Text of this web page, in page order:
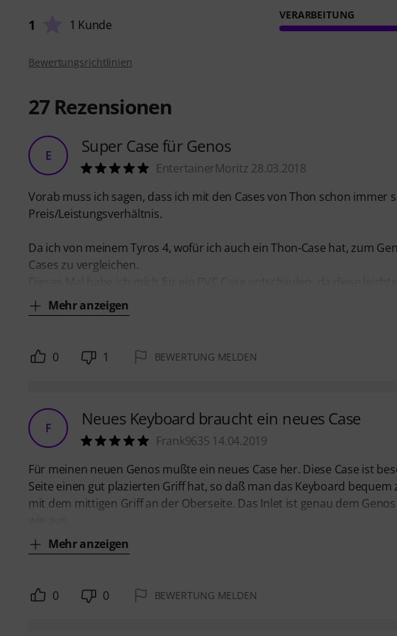
1 1 Kunde
VERARBEITUNG
Bewertungsrichtlinien
27 Rezensionen
E Super Case für Genos
EntertainerMoritz 28.03.2018
Vorab muss ich sagen, dass ich mit den Cases von Thon schon
Preis/Leistungsverhältnis.
Da ich von meinem Tyros 4, wofür ich auch ein Thon-Case hat, zum
Cases zu vergleichen.
Mehr anzeigen
0 1 BEWERTUNG MELDEN
F Neues Keyboard braucht ein neues Case
Frank9635 14.04.2019
Für meinen neuen Genos mußte ein neues Case her. Diese Case ist
Seite einen gut plazierten Griff hat, so daß man das Keyboard
mit dem mittigen Griff an der Oberseite. Das Inlet ist genau dem
Mehr anzeigen
0 0 BEWERTUNG MELDEN